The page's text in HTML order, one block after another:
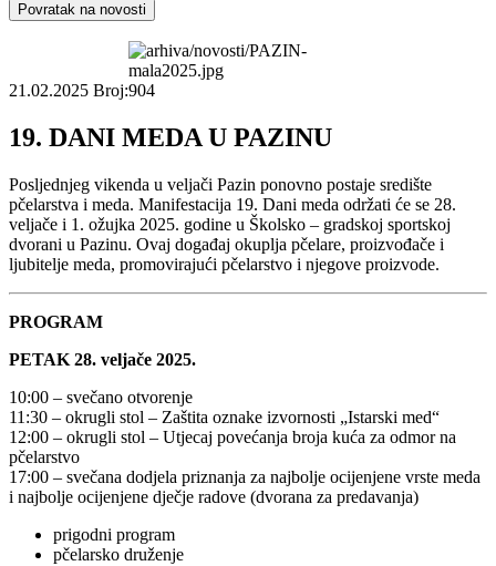
Povratak na novosti
21.02.2025 Broj:904
19. DANI MEDA U PAZINU
Posljednjeg vikenda u veljači Pazin ponovno postaje središte
pčelarstva i meda. Manifestacija 19. Dani meda održati će se 28.
veljače i 1. ožujka 2025. godine u Školsko – gradskoj sportskoj
dvorani u Pazinu. Ovaj događaj okuplja pčelare, proizvođače i
ljubitelje meda, promovirajući pčelarstvo i njegove proizvode.
PROGRAM
PETAK 28. veljače 2025.
10:00 – svečano otvorenje
11:30 – okrugli stol – Zaštita oznake izvornosti „Istarski med“
12:00 – okrugli stol – Utjecaj povećanja broja kuća za odmor na
pčelarstvo
17:00 – svečana dodjela priznanja za najbolje ocijenjene vrste meda
i najbolje ocijenjene dječje radove (dvorana za predavanja)
prigodni program
pčelarsko druženje